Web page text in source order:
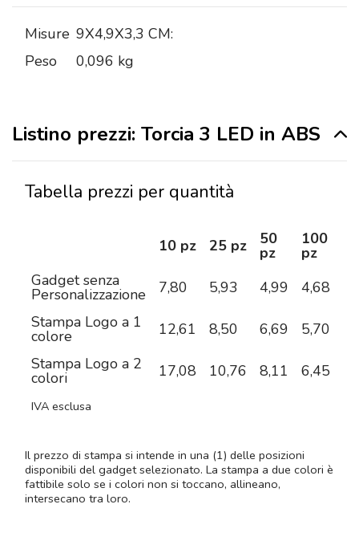
Misure 9X4,9X3,3 CM:
Peso
0,096 kg
Listino prezzi: Torcia 3 LED in ABS
Tabella prezzi per quantità
10 pz 25 pz 50
pz
100
pz
Gadget senza
Personalizzazione 7,80 5,93 4,99 4,68
Stampa Logo a 1
colore 12,61 8,50 6,69 5,70
Stampa Logo a 2
colori 17,08 10,76 8,11 6,45
IVA esclusa
Il prezzo di stampa si intende in una (1) delle posizioni
disponibili del gadget selezionato. La stampa a due colori è
fattibile solo se i colori non si toccano, allineano,
intersecano tra loro.